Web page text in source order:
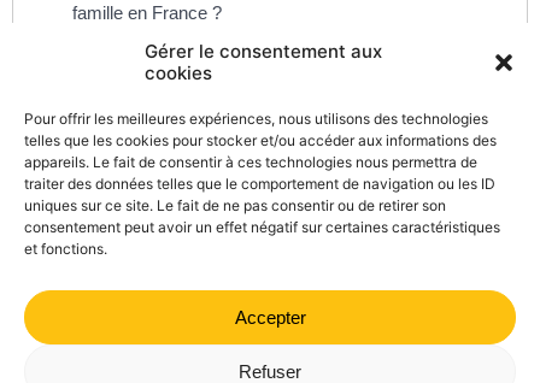
Gérer le consentement aux
cookies
Pour offrir les meilleures expériences, nous utilisons des technologies
telles que les cookies pour stocker et/ou accéder aux informations des
appareils. Le fait de consentir à ces technologies nous permettra de
traiter des données telles que le comportement de navigation ou les ID
uniques sur ce site. Le fait de ne pas consentir ou de retirer son
consentement peut avoir un effet négatif sur certaines caractéristiques
et fonctions.
Accepter
Refuser
famille en France ?
Étranger non européen : faire venir son époux et ses
enfants en France
Office français de l'immigration et de l'intégration (Ofii)
© Direction de l'information légale et administrative
comarquage developpé par